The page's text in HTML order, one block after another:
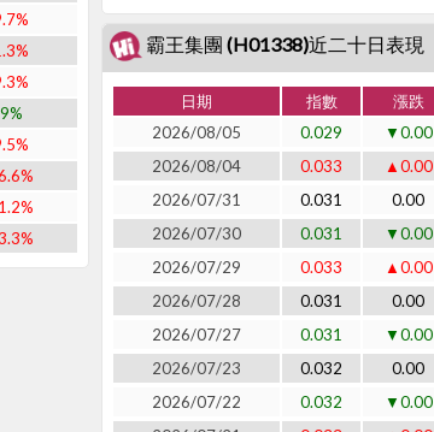
霸王集團 (H01338)近二十日表現
日期 指數 漲跌
2026/08/05
0.029 ▼0.00
2026/08/04
0.033 ▲0.00
2026/07/31
0.031 0.00
2026/07/30
0.031 ▼0.00
2026/07/29
0.033 ▲0.00
2026/07/28
0.031 0.00
2026/07/27
0.031 ▼0.00
2026/07/23
0.032 0.00
2026/07/22
0.032 ▼0.00